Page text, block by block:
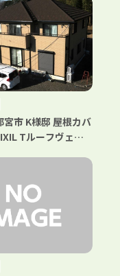
宮市 K様邸 屋根カバ
Tルーフヴェル